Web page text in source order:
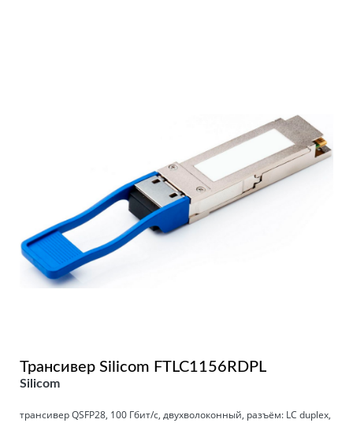
Трансивер Silicom FTLC1156RDPL
Silicom
трансивер QSFP28, 100 Гбит/с, двухволоконный, разъём: LC duplex,